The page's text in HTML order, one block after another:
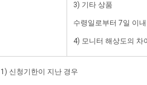
3) 기타 상품
수령일로부터 7일 이
4) 모니터 해상도의 차
1) 신청기한이 지난 경우